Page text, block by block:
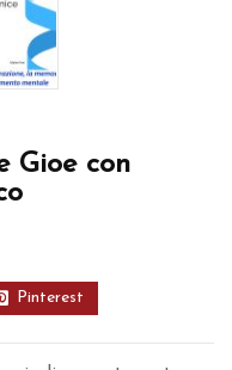
Gioe con
Pinterest